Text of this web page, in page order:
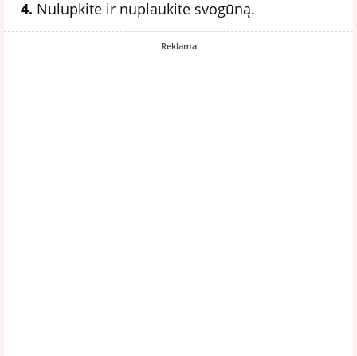
4. Nulupkite ir nuplaukite svogūną.
Reklama